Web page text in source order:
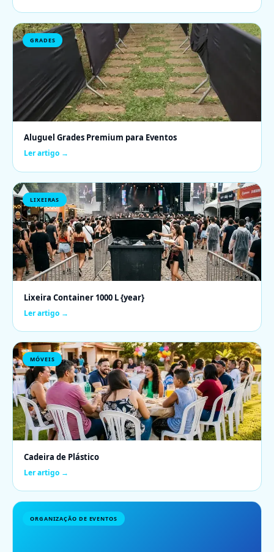
GRADES
Aluguel Grades Premium para Eventos
Ler artigo →
LIXEIRAS
Lixeira Container 1000 L {year}
Ler artigo →
MÓVEIS
Cadeira de Plástico
Ler artigo →
ORGANIZAÇÃO DE EVENTOS